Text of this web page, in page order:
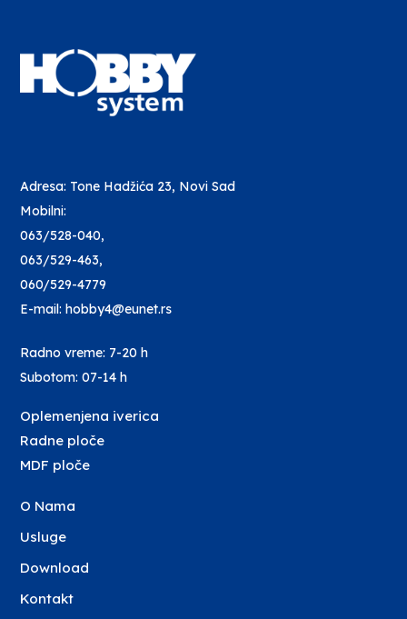
Adresa: Tone Hadžića 23, Novi Sad
Mobilni:
063/528-040,
063/529-463,
060/529-4779
E-mail: hobby4@eunet.rs
Radno vreme: 7-20 h
Subotom: 07-14 h
Oplemenjena iverica
Radne ploče
MDF ploče
O Nama
Usluge
Download
Kontakt